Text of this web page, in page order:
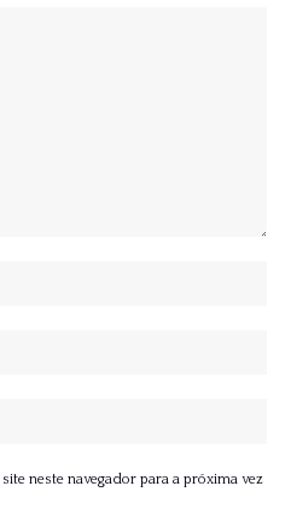
neste navegador para a próxima vez